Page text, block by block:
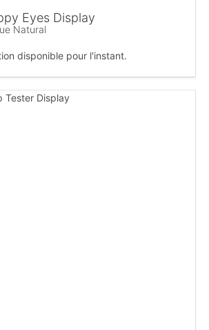
Eyes Display
Natural
disponible pour l'instant.